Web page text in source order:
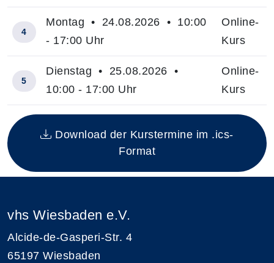
Insgesamt gibt es 5 Termine zum diesen Kurs
4
Montag • 24.08.2026 • 10:00
- 17:00 Uhr
Online-
Kurs
5
Dienstag • 25.08.2026 •
10:00 - 17:00 Uhr
Online-
Kurs
Download der Kurstermine im .ics-
Format
vhs Wiesbaden e.V.
Alcide-de-Gasperi-Str. 4
65197 Wiesbaden